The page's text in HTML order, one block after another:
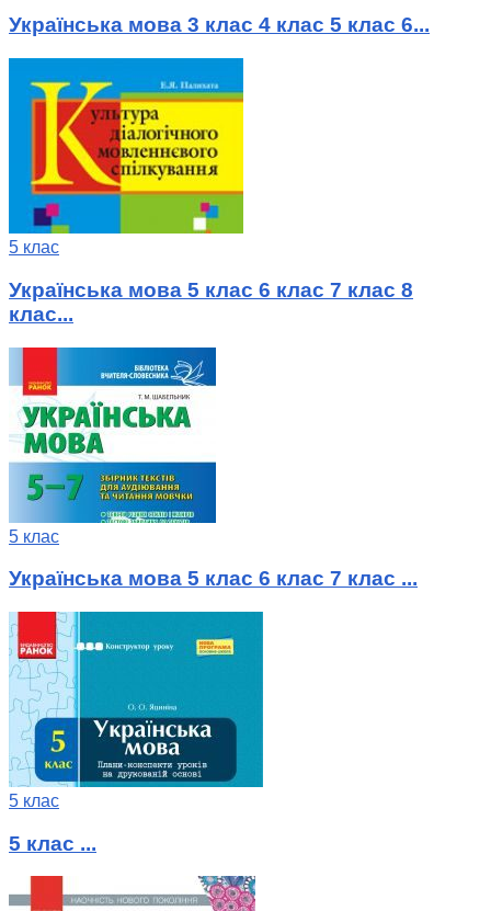
Українська мова 3 клас 4 клас 5 клас 6...
5 клас
Українська мова 5 клас 6 клас 7 клас 8
клас...
5 клас
Українська мова 5 клас 6 клас 7 клас ...
5 клас
5 клас ...